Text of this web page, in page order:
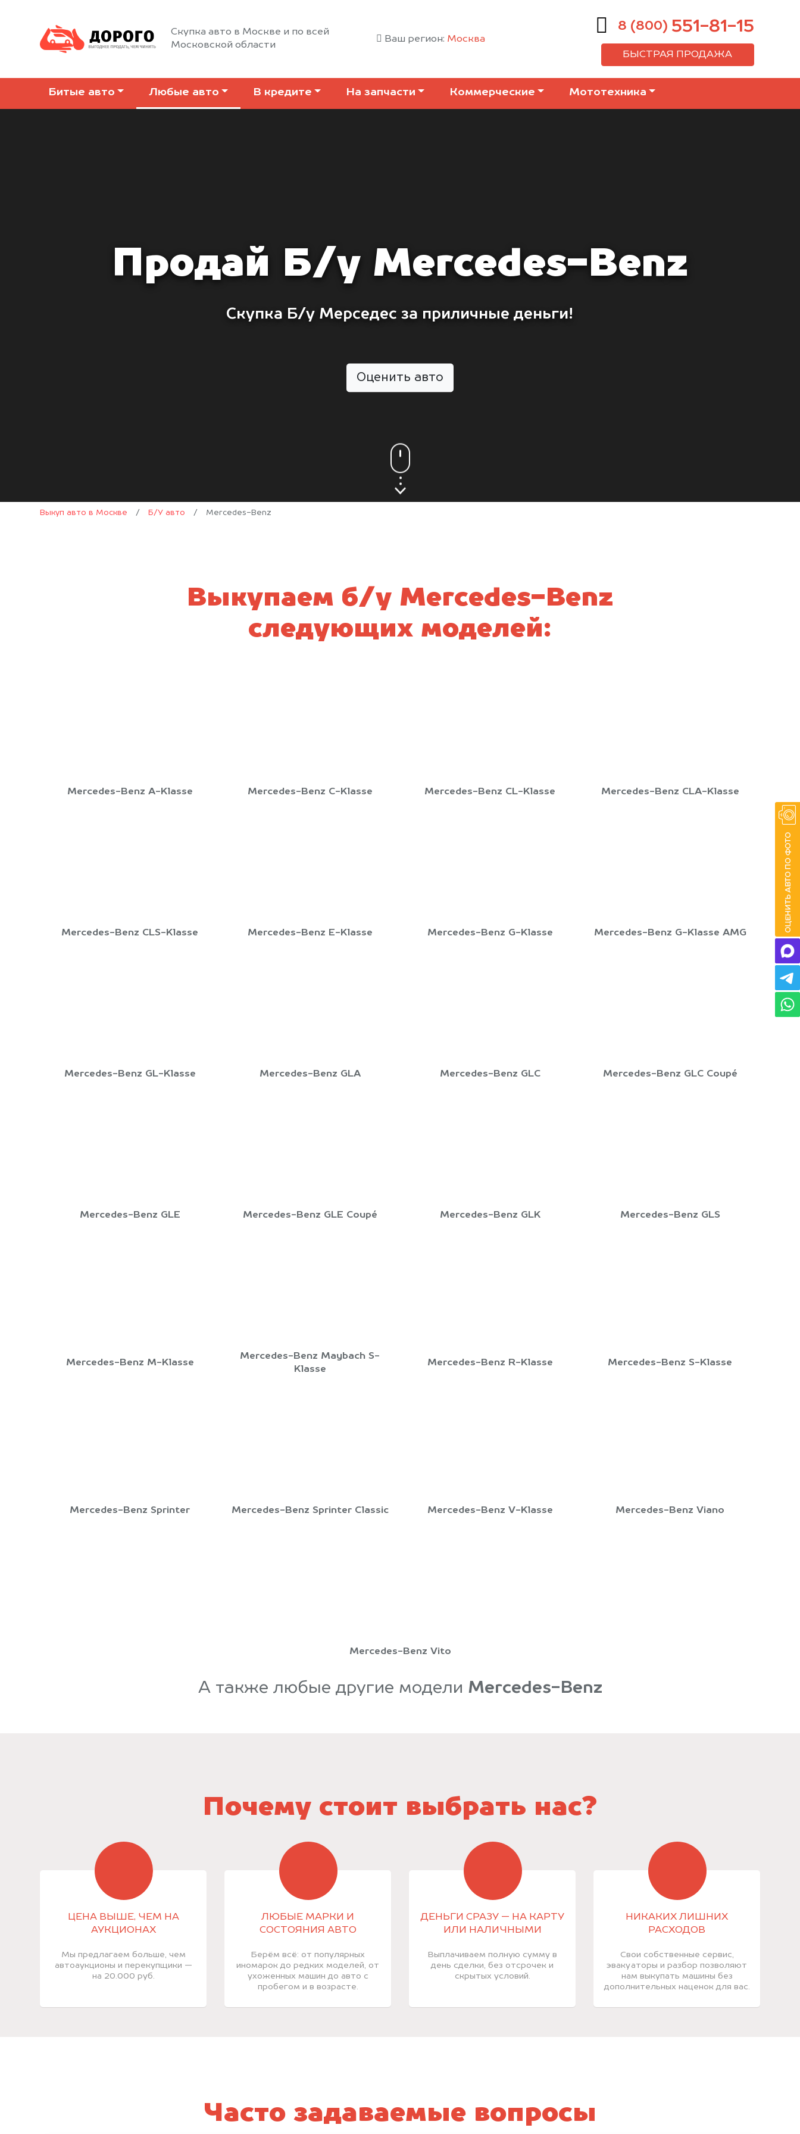
Скупка авто в Москве и по всей
Московской области
Ваш регион: Москва
8 (800) 551-81-15
БЫСТРАЯ ПРОДАЖА
Битые авто Любые авто В кредите На запчасти Коммерческие Мототехника
Продай Б/у Mercedes-Benz
Скупка Б/у Мерседес за приличные деньги!
Оценить авто
Выкуп авто в Москве / Б/У авто / Mercedes-Benz
Выкупаем б/у Mercedes-Benz
следующих моделей:
Mercedes-Benz A-Klasse Mercedes-Benz C-Klasse Mercedes-Benz CL-Klasse Mercedes-Benz CLA-Klasse
Mercedes-Benz CLS-Klasse Mercedes-Benz E-Klasse Mercedes-Benz G-Klasse Mercedes-Benz G-Klasse AMG
Mercedes-Benz GL-Klasse Mercedes-Benz GLA Mercedes-Benz GLC Mercedes-Benz GLC Coupé
Mercedes-Benz GLE Mercedes-Benz GLE Coupé Mercedes-Benz GLK Mercedes-Benz GLS
Mercedes-Benz M-Klasse
Mercedes-Benz Maybach S-
Klasse
Mercedes-Benz R-Klasse Mercedes-Benz S-Klasse
Mercedes-Benz Sprinter Mercedes-Benz Sprinter Classic Mercedes-Benz V-Klasse Mercedes-Benz Viano
Mercedes-Benz Vito
А также любые другие модели Mercedes-Benz
Почему стоит выбрать нас?
ЦЕНА ВЫШЕ, ЧЕМ НА
АУКЦИОНАХ
Мы предлагаем больше, чем
автоаукционы и перекупщики —
на 20.000 руб.
ЛЮБЫЕ МАРКИ И
СОСТОЯНИЯ АВТО
Берём всё: от популярных
иномарок до редких моделей, от
ухоженных машин до авто с
пробегом и в возрасте.
ДЕНЬГИ СРАЗУ — НА КАРТУ
ИЛИ НАЛИЧНЫМИ
Выплачиваем полную сумму в
день сделки, без отсрочек и
скрытых условий.
НИКАКИХ ЛИШНИХ
РАСХОДОВ
Свои собственные сервис,
эвакуаторы и разбор позволяют
нам выкупать машины без
дополнительных наценок для вас.
Часто задаваемые вопросы